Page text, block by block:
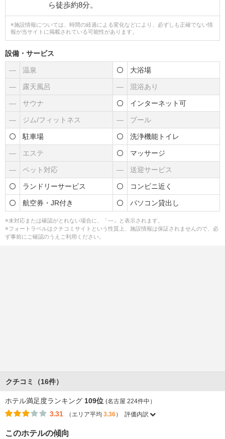
ら徒歩約8分。
※施設情報については、時間の経過による変化などにより、必ずしも正確でない情
報が当サイトに掲載されている可能性があります。
設備・サービス
― 温泉 大浴場
― 露天風呂 ― 混浴あり
― サウナ インターネット可
― ジム/フィットネス ― プール
駐車場 洗浄機能トイレ
― エステ マッサージ
― ペット対応 ― 送迎サービス
ランドリーサービス コンビニ近く
航空券・JR付き パソコン貸出し
※未対応または確認がとれない場合に、「―」と表示されます。
※フォートラベルはクチコミサイトという性質上、施設情報は保証されませんので、必
ず事前にご確認のうえご利用ください。
クチコミ（16件）
ホテル満足度ランキング 109位 (名古屋 224件中）
3.31 （エリア平均 3.36） 評価内訳
このホテルの傾向